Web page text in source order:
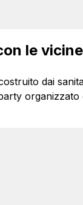
le vicine
dai
organizzato